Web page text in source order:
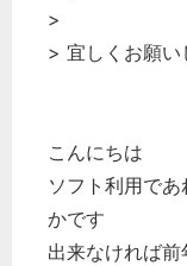
>
> 宜しくお願い
こんにちは
ソフト利用で
かです
出来なければ